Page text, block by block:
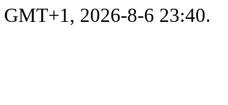
GMT+1, 2026-8-6 23:40.